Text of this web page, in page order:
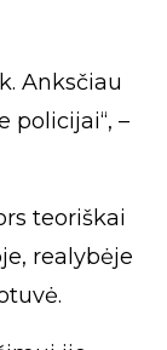
Anksčiau
policijai“, –
teoriškai
realybėje